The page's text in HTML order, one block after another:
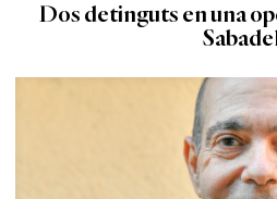
Dos detinguts en una